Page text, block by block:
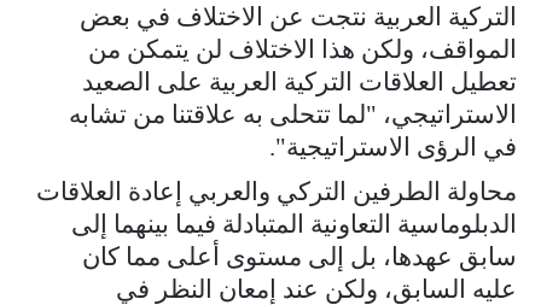
التركية العربية نتجت عن الاختلاف في بعض
المواقف، ولكن هذا الاختلاف لن يتمكن من
تعطيل العلاقات التركية العربية على الصعيد
الاستراتيجي، "لما تتحلى به علاقتنا من تشابه
في الرؤى الاستراتيجية".
محاولة الطرفين التركي والعربي إعادة العلاقات
الدبلوماسية التعاونية المتبادلة فيما بينهما إلى
سابق عهدها، بل إلى مستوى أعلى مما كان
عليه السابق، ولكن عند إمعان النظر في